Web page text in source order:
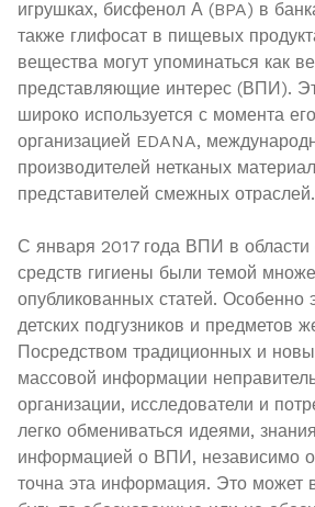
игрушках, бисфенол А (BPA) в
также глифосат в пищевых
вещества могут упоминаться как
представляющие интерес (ВПИ).
широко используется с момента
организацией EDANA,
производителей нетканых
представителей смежных отраслей.
С января 2017 года ВПИ в области
средств гигиены были темой
опубликованных статей. Особенно
детских подгузников и предметов
Посредством традиционных и
массовой информации
организации, исследователи и
легко обмениваться идеями,
информацией о ВПИ, независимо
точна эта информация. Это может